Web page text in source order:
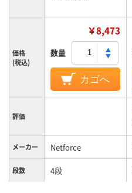
価格
(税込)
￥8,473
数量
カゴへ
評価
メーカー Netforce
段数 4段